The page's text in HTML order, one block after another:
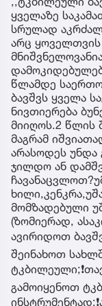
ყველაზე
სრულად
არც
წლამდე
ბავშვს ყველა
ნივთიერება
მიიღოს.2 წლის
მაგრამ
არასოდეს უნდა
ჯილდო ან
მომზადებული
(ზომიერად,
ავირიდოთ
შეინახოთ
გამოიყენოთ